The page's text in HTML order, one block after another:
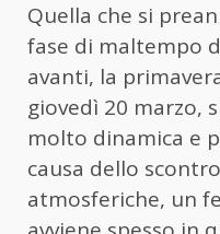
Quella che si
fase di maltempo
avanti, la
giovedì 20 marzo,
molto dinamica e
causa dello
atmosferiche, un